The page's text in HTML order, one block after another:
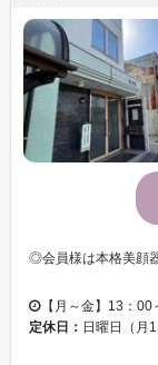
【月～金】13：
定休日： 日曜日（月